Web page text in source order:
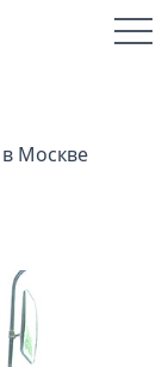
Москве